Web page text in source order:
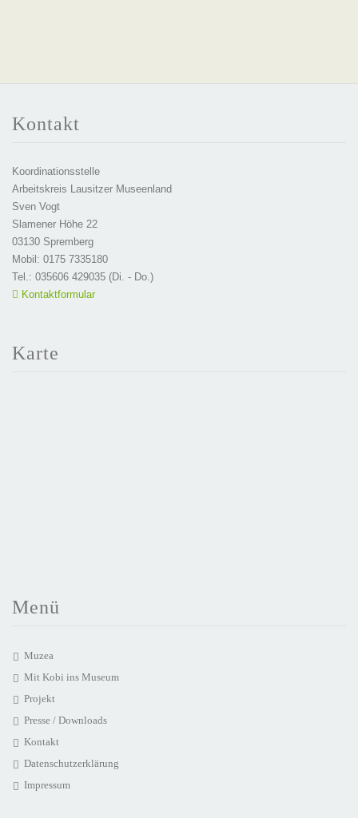
Kontakt
Koordinationsstelle
Arbeitskreis Lausitzer Museenland
Sven Vogt
Slamener Höhe 22
03130 Spremberg
Mobil: 0175 7335180
Tel.: 035606 429035 (Di. - Do.)
Kontaktformular
Karte
Menü
Muzea
Mit Kobi ins Museum
Projekt
Presse / Downloads
Kontakt
Datenschutzerklärung
Impressum